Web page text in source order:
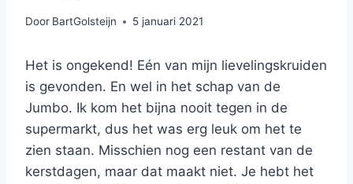
Door BartGolsteijn 5 januari 2021
Het is ongekend! Eén van mijn lievelingskruiden
is gevonden. En wel in het schap van de
Jumbo. Ik kom het bijna nooit tegen in de
supermarkt, dus het was erg leuk om het te
zien staan. Misschien nog een restant van de
kerstdagen, maar dat maakt niet. Je hebt het